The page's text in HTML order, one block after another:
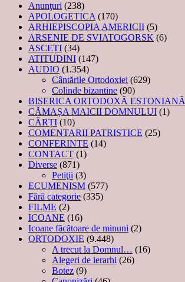
Anunţuri (238)
APOLOGETICA (170)
ARHIEPISCOPIA AMERICII (5)
ARSENIE DE SVIATOGORSK (6)
ASCEȚI (34)
ATITUDINI (147)
AUDIO (1.354)
Cântările Ortodoxiei (629)
Colinde bizantine (90)
BISERICA ORTODOXĂ ESTONIANĂ
CĂMAȘA MAICII DOMNULUI (1)
CĂRȚI (10)
COMENTARII PATRISTICE (25)
CONFERINTE (14)
CONTACT (1)
Diverse (871)
Petiţii (3)
ECUMENISM (577)
Fără categorie (335)
FILME (2)
ICOANE (16)
Icoane făcătoare de minuni (2)
ORTODOXIE (9.448)
A trecut la Domnul… (16)
Alegeri de ierarhi (26)
Botez (9)